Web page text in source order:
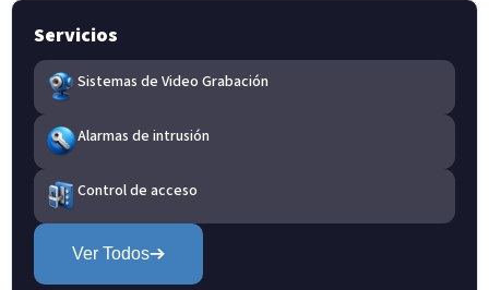
Servicios
Sistemas de Video Grabación
Alarmas de intrusión
Control de acceso
Ver Todos